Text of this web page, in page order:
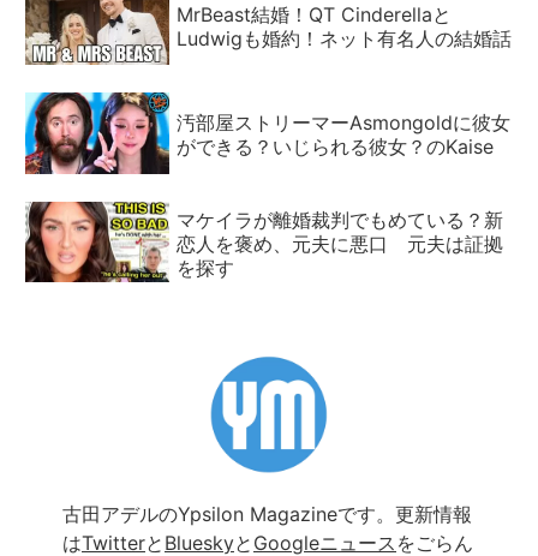
MrBeast結婚！QT Cinderellaと
Ludwigも婚約！ネット有名人の結婚話
汚部屋ストリーマーAsmongoldに彼女
ができる？いじられる彼女？のKaise
マケイラが離婚裁判でもめている？新
恋人を褒め、元夫に悪口 元夫は証拠
を探す
古田アデルのYpsilon Magazineです。更新情報
はTwitterと Blueskyと Googleニュース をごらん